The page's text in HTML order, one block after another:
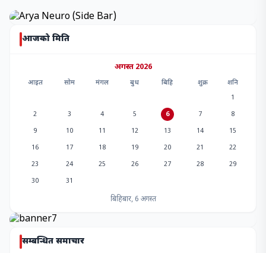
आजको मिति
अगस्त 2026
आइत सोम मंगल बुध बिहि शुक्र
शनि
1
2
3 4 5 6 7
8
9
10 11 12 13 14
15
16
17 18 19 20 21
22
23
24 25 26 27 28
29
30
31
बिहिबार, 6 अगस्त
सम्बन्धित समाचार